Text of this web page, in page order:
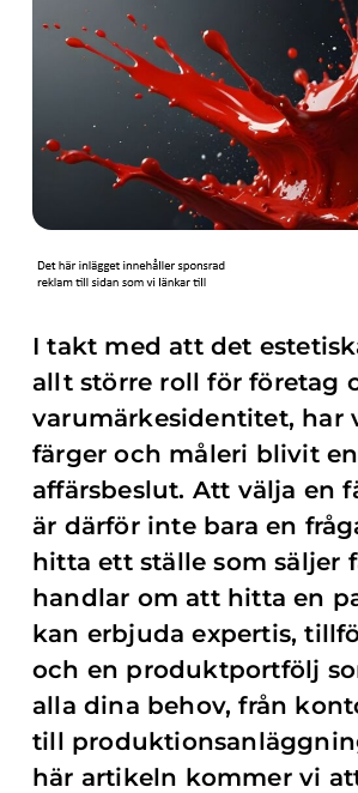
I takt med att det
allt större roll för företag
varumärkesidentitet, har
färger och måleri blivit
affärsbeslut. Att välja en
är därför inte bara en
hitta ett ställe som säljer
handlar om att hitta en
kan erbjuda expertis,
och en produktportfölj
alla dina behov, från
till
här artikeln kommer vi